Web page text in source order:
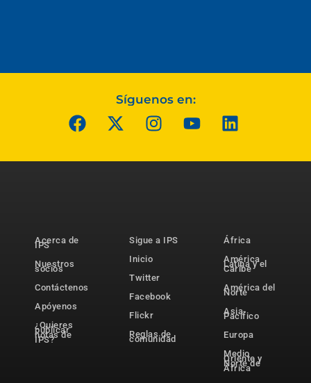
Síguenos en:
Acerca de
IPS
Nuestros
socios
Contáctenos
Apóyenos
¿Quieres
publicar
notas de
IPS?
Sigue a IPS
Inicio
Twitter
Facebook
Flickr
Reglas de
comunidad
África
América
Latina y el
Caribe
América del
Norte
Asia-
Pacífico
Europa
Medio
Oriente y
Norte de
África